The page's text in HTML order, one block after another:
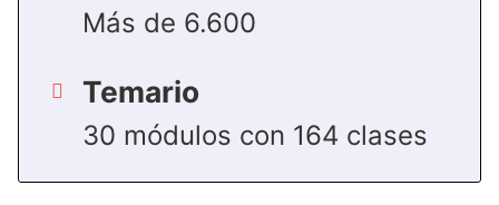
Más de 6.600
Temario
30 módulos con 164 clases